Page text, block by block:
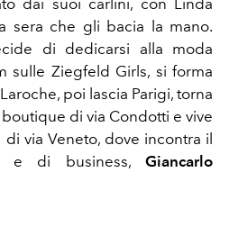
dai suoi carlini, con Linda
sera che gli bacia la mano.
di dedicarsi alla moda
sulle Ziegfeld Girls, si forma
poi lascia Parigi, torna
boutique di via Condotti e vive
via Veneto, dove incontra il
e di business, Giancarlo